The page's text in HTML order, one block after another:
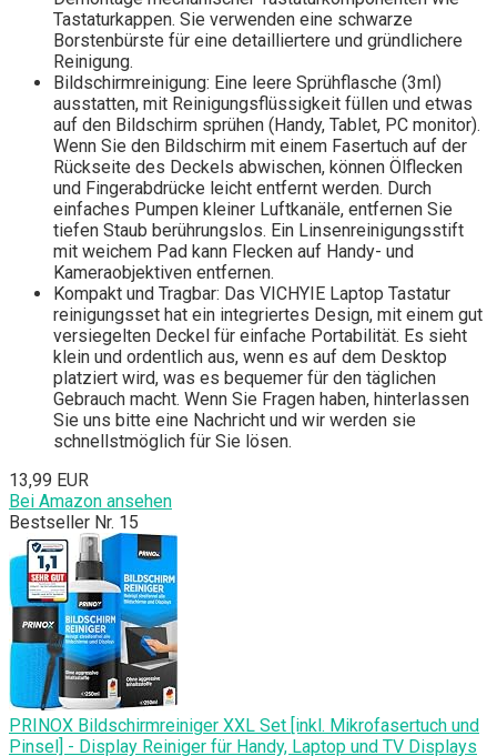
Tastaturkappen. Sie verwenden eine schwarze
Borstenbürste für eine detailliertere und gründlichere
Reinigung.
Bildschirmreinigung: Eine leere Sprühflasche (3ml)
ausstatten, mit Reinigungsflüssigkeit füllen und etwas
auf den Bildschirm sprühen (Handy, Tablet, PC monitor).
Wenn Sie den Bildschirm mit einem Fasertuch auf der
Rückseite des Deckels abwischen, können Ölflecken
und Fingerabdrücke leicht entfernt werden. Durch
einfaches Pumpen kleiner Luftkanäle, entfernen Sie
tiefen Staub berührungslos. Ein Linsenreinigungsstift
mit weichem Pad kann Flecken auf Handy- und
Kameraobjektiven entfernen.
Kompakt und Tragbar: Das VICHYIE Laptop Tastatur
reinigungsset hat ein integriertes Design, mit einem gut
versiegelten Deckel für einfache Portabilität. Es sieht
klein und ordentlich aus, wenn es auf dem Desktop
platziert wird, was es bequemer für den täglichen
Gebrauch macht. Wenn Sie Fragen haben, hinterlassen
Sie uns bitte eine Nachricht und wir werden sie
schnellstmöglich für Sie lösen.
13,99 EUR
Bei Amazon ansehen
Bestseller Nr. 15
PRINOX Bildschirmreiniger XXL Set [inkl. Mikrofasertuch und
Pinsel] - Display Reiniger für Handy, Laptop und TV Displays